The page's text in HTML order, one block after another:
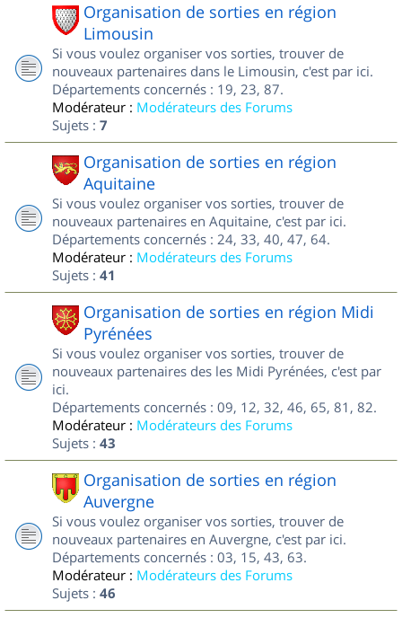
Organisation de sorties en région
Limousin
Si vous voulez organiser vos sorties, trouver de
nouveaux partenaires dans le Limousin, c'est par ici.
Départements concernés : 19, 23, 87.
Modérateur : Modérateurs des Forums
Sujets : 7
Organisation de sorties en région
Aquitaine
Si vous voulez organiser vos sorties, trouver de
nouveaux partenaires en Aquitaine, c'est par ici.
Départements concernés : 24, 33, 40, 47, 64.
Modérateur : Modérateurs des Forums
Sujets : 41
Organisation de sorties en région Midi
Pyrénées
Si vous voulez organiser vos sorties, trouver de
nouveaux partenaires des les Midi Pyrénées, c'est par
ici.
Départements concernés : 09, 12, 32, 46, 65, 81, 82.
Modérateur : Modérateurs des Forums
Sujets : 43
Organisation de sorties en région
Auvergne
Si vous voulez organiser vos sorties, trouver de
nouveaux partenaires en Auvergne, c'est par ici.
Départements concernés : 03, 15, 43, 63.
Modérateur : Modérateurs des Forums
Sujets : 46